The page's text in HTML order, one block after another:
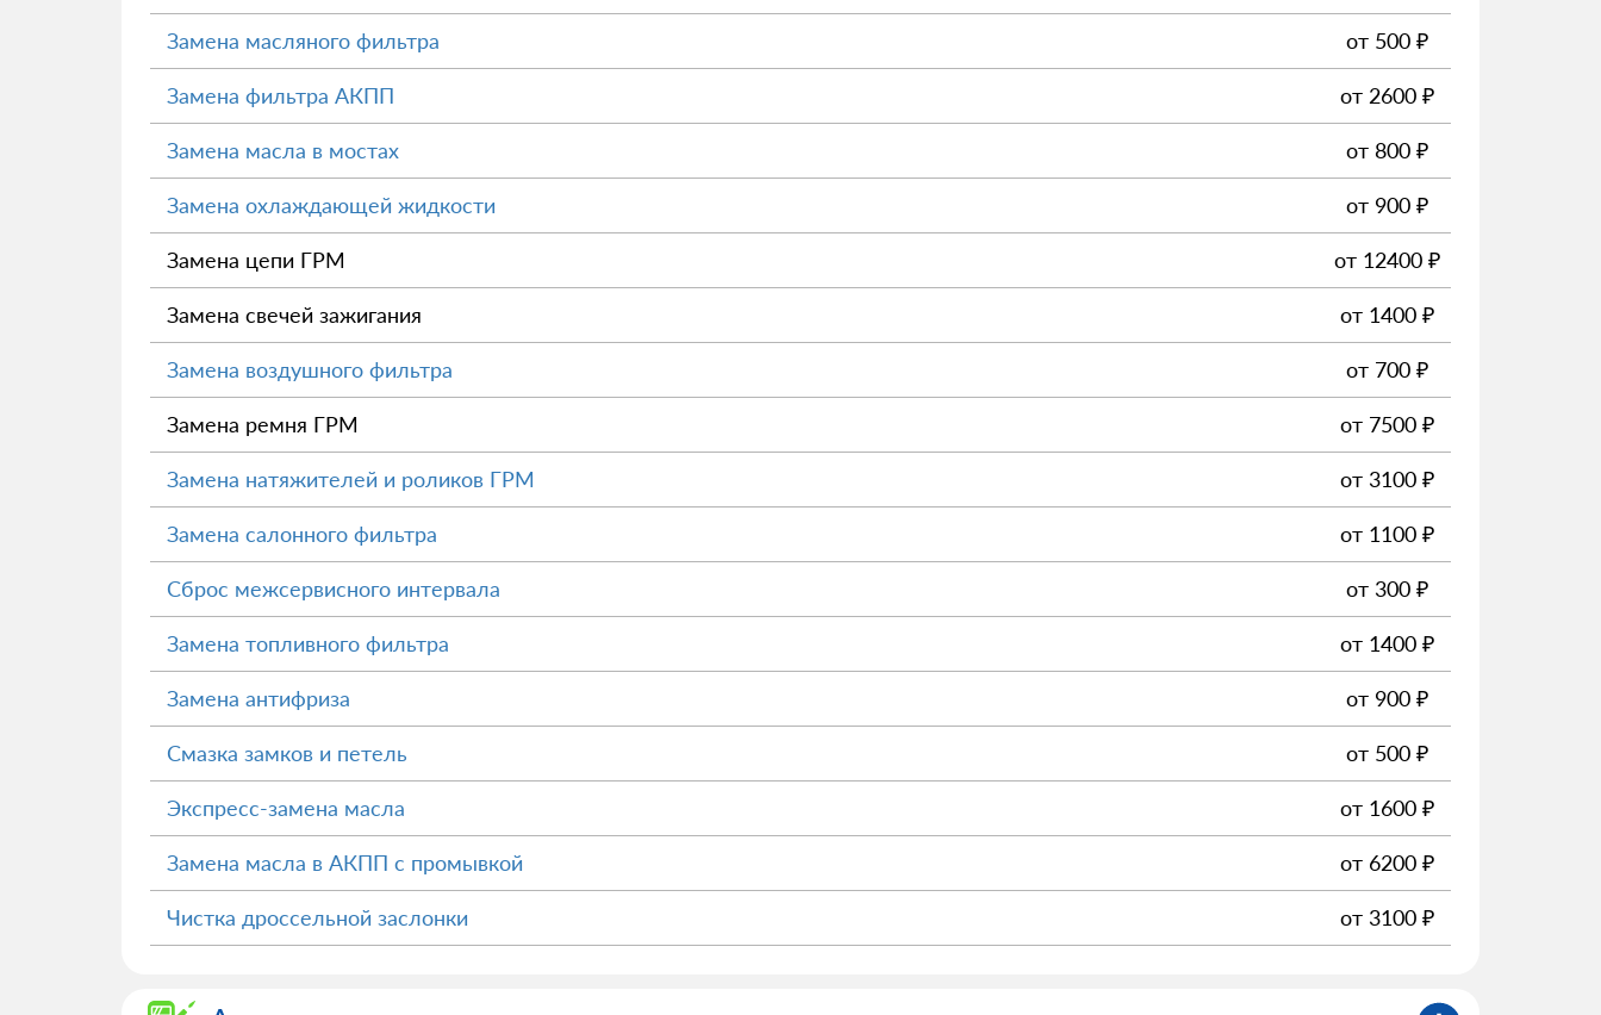
Замена масляного фильтра от 500 ₽
Замена фильтра АКПП от 2600 ₽
Замена масла в мостах от 800 ₽
Замена охлаждающей жидкости от 900 ₽
Замена цепи ГРМ от 12400 ₽
Замена свечей зажигания от 1400 ₽
Замена воздушного фильтра от 700 ₽
Замена ремня ГРМ от 7500 ₽
Замена натяжителей и роликов ГРМ от 3100 ₽
Замена салонного фильтра от 1100 ₽
Сброс межсервисного интервала от 300 ₽
Замена топливного фильтра от 1400 ₽
Замена антифриза от 900 ₽
Смазка замков и петель от 500 ₽
Экспресс-замена масла от 1600 ₽
Замена масла в АКПП с промывкой от 6200 ₽
Чистка дроссельной заслонки от 3100 ₽